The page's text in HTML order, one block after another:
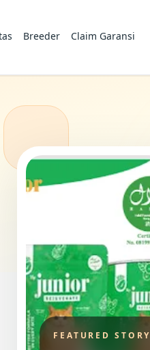
Breeder Claim Garansi
FEATURED STORY